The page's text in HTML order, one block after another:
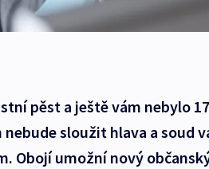
pěst a ještě vám nebylo
sloužit hlava a soud
Obojí umožní nový